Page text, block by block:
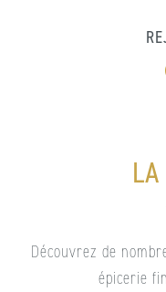
Découvrez de
épicerie